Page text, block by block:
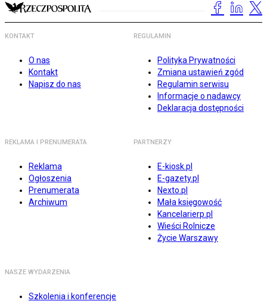
KONTAKT
O nas
Kontakt
Napisz do nas
REGULAMIN
Polityka Prywatności
Zmiana ustawień zgód
Regulamin serwisu
Informacje o nadawcy
Deklaracja dostępności
REKLAMA I PRENUMERATA
Reklama
Ogłoszenia
Prenumerata
Archiwum
PARTNERZY
E-kiosk.pl
E-gazety.pl
Nexto.pl
Mała księgowość
Kancelarierp.pl
Wieści Rolnicze
Życie Warszawy
NASZE WYDARZENIA
Szkolenia i konferencje